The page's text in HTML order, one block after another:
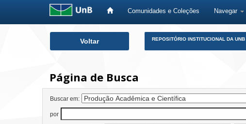
Comunidades e Coleções Navegar
Voltar REPOSITÓRIO INSTITUCIONAL DA UNB
Página de Busca
Buscar em:
por